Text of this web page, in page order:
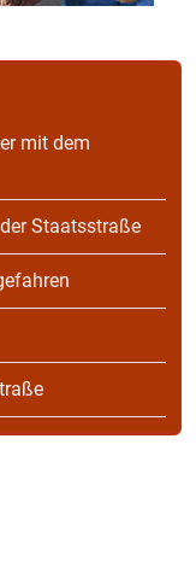
mit dem
Staatsstraße